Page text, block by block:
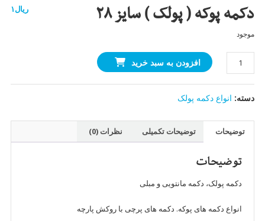
دکمه پوکه ( پولک ) سایز ۲۸ ریال۱
موجود
دکمه
پوکه
(
پولک
افزودن به سبد خرید
دسته: انواع دکمه پولک
توضیحات توضیحات تکمیلی نظرات (0)
توضیحات
دکمه پولک، دکمه مانتویی و مبلی
انواع دکمه های پوکه. دکمه های پرچی با روکش پارچه